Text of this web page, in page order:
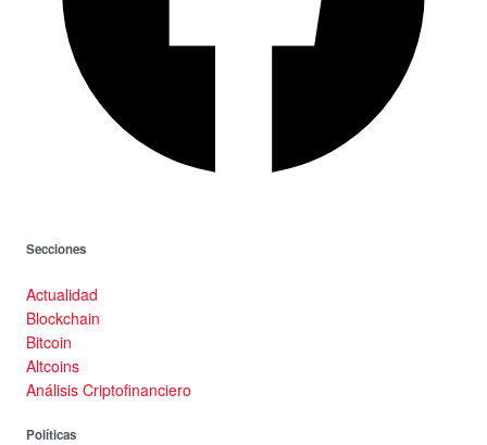
Secciones
Actualidad
Blockchain
Bitcoin
Altcoins
Análisis Criptofinanciero
Políticas